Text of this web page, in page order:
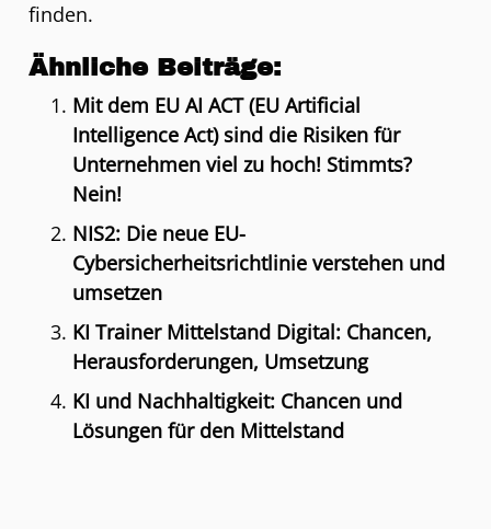
finden.
Ähnliche Beiträge:
Mit dem EU AI ACT (EU Artificial
Intelligence Act) sind die Risiken für
Unternehmen viel zu hoch! Stimmts?
Nein!
NIS2: Die neue EU-
Cybersicherheitsrichtlinie verstehen und
umsetzen
KI Trainer Mittelstand Digital: Chancen,
Herausforderungen, Umsetzung
KI und Nachhaltigkeit: Chancen und
Lösungen für den Mittelstand